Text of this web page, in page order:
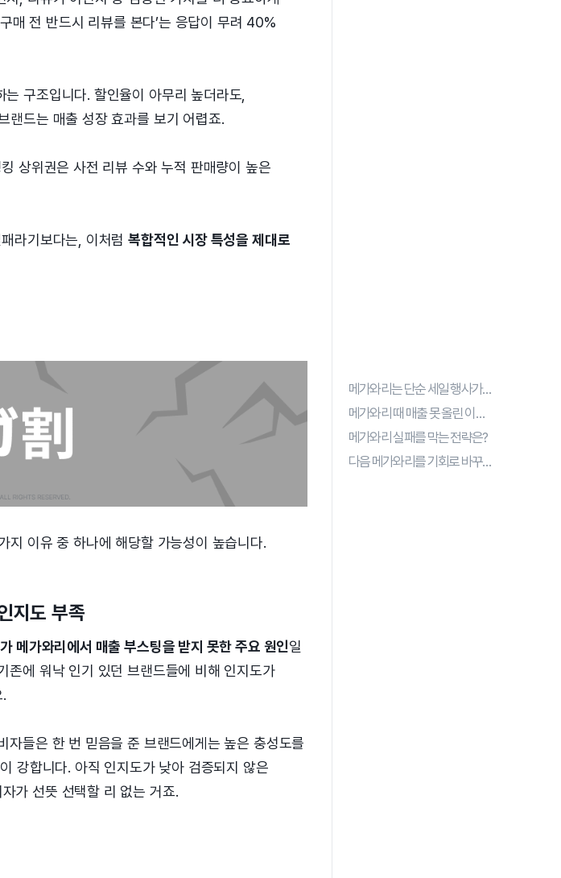
매 전 반드시 리뷰를 본다’는 응답이 무려 40%
구조입니다. 할인율이 아무리 높더라도,
랜드는 매출 성장 효과를 보기 어렵죠.
상위권은 사전 리뷰 수와 누적 판매량이 높은
라기보다는, 이처럼복합적인 시장 특성을 제대로
지 이유 중 하나에 해당할 가능성이 높습니다.
지도 부족
메가와리에서 매출 부스팅을 받지 못한 주요 원인일
존에 워낙 인기 있던 브랜드들에 비해 인지도가
자들은 한 번 믿음을 준 브랜드에게는 높은 충성도를
강합니다. 아직 인지도가 낮아 검증되지 않은
가 선뜻 선택할 리 없는 거죠.
메가와리는 단순 세일 행사가 아니에요
메가와리 때 매출 못 올린 이유 3가지
메가와리 실패를 막는 전략은?
다음 메가와리를 기회로 바꾸려면?